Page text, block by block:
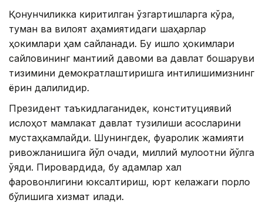
Қонунчиликка киритилган ўзгартишларга кўра,
туман ва вилоят аҳамиятидаги шаҳарлар
ҳокимлари ҳам сайланади. Бу қишлоқ ҳокимлари
сайловининг мантиқий давоми ва давлат бошқаруви
тизимини демократлаштиришга интилишимизнинг
ёрқин далилидир.
Президент таъкидлаганидек, конституциявий
ислоҳот мамлакат давлат тузилиши асосларини
мустаҳкамлайди. Шунингдек, фуқаролик жамияти
ривожланишига йўл очади, миллий мулоқотни йўлга
қўяди. Пировардида, бу қадамлар халқ
фаровонлигини юксалтириш, юрт келажаги порлоқ
бўлишига хизмат қилади.